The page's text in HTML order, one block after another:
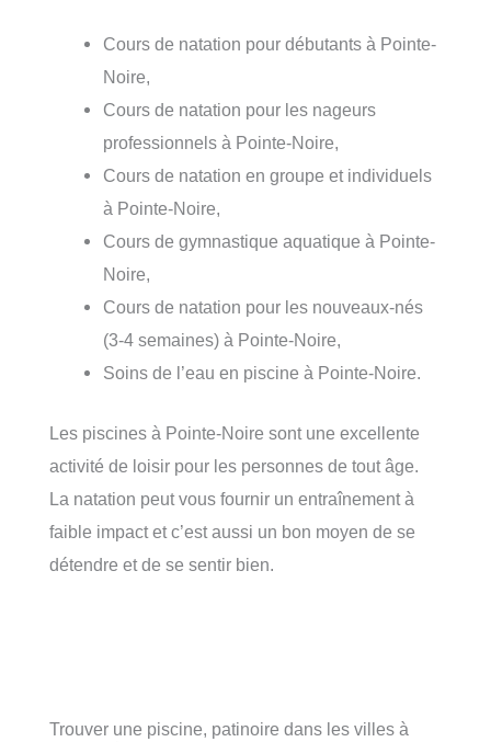
Cours de natation pour débutants à Pointe-
Noire,
Cours de natation pour les nageurs
professionnels à Pointe-Noire,
Cours de natation en groupe et individuels
à Pointe-Noire,
Cours de gymnastique aquatique à Pointe-
Noire,
Cours de natation pour les nouveaux-nés
(3-4 semaines) à Pointe-Noire,
Soins de l’eau en piscine à Pointe-Noire.
Les piscines à Pointe-Noire sont une excellente
activité de loisir pour les personnes de tout âge.
La natation peut vous fournir un entraînement à
faible impact et c’est aussi un bon moyen de se
détendre et de se sentir bien.
Trouver une piscine, patinoire dans les villes à